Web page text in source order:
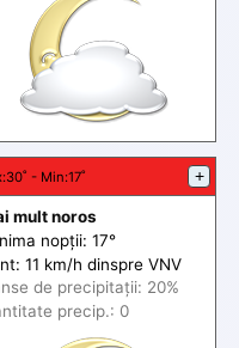
:30˚ - Min:17˚ +
mult noros
nopții: 17°
11 km/h dinspre VNV
de precipitații: 20%
precip.: 0